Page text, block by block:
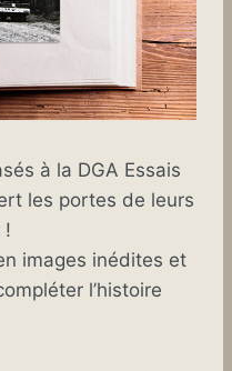
à la DGA Essais
les portes de leurs
!
images inédites et
l’histoire